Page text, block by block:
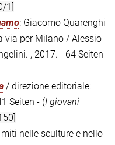
1]
: Giacomo Quarenghi
via per Milano / Alessio
, 2017. - 64 Seiten
/ direzione editoriale:
Seiten - (I giovani
miti nelle sculture e nello